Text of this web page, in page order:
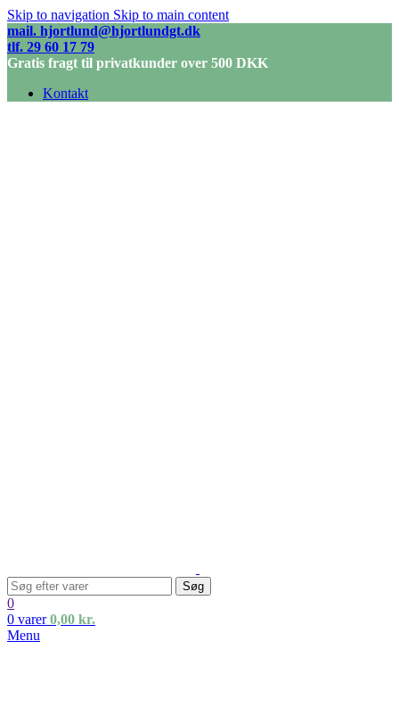
Skip to navigation Skip to main content
mail. hjortlund@hjortlundgt.dk
tlf. 29 60 17 79
Gratis fragt til privatkunder over 500 DKK
Kontakt
Søg
0
0 varer 0,00 kr.
Menu